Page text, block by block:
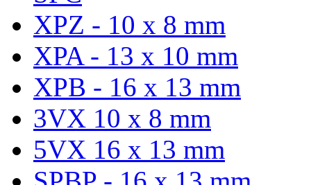
XPZ - 10 x 8 mm
XPA - 13 x 10 mm
XPB - 16 x 13 mm
3VX 10 x 8 mm
5VX 16 x 13 mm